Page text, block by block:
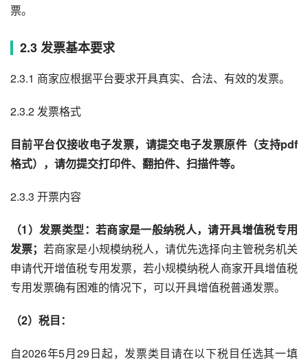
票。
2.3 发票基本要求
2.3.1 商家应根据平台要求开具真实、合法、有效的发票。
2.3.2 发票格式
目前平台仅接收电子发票，请提交电子发票原件（支持pdf
格式），请勿提交打印件、翻拍件、扫描件等。
2.3.3 开票内容
（1）发票类型：若商家是一般纳税人，请开具增值税专用
发票；若商家是小规模纳税人，请优先选择向主管税务机关
申请代开增值税专用发票，若小规模纳税人商家开具增值税
专用发票确有困难的情况下，可以开具增值税普通发票。
（2）税目：
自2026年5月29日起，发票类目请在以下税目任选其一填